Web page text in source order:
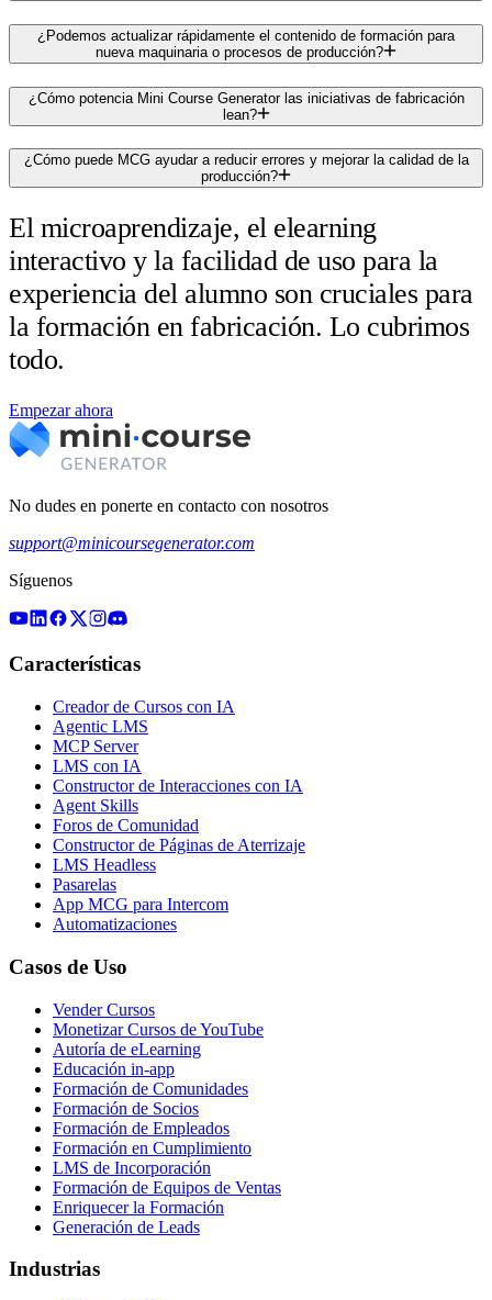
¿Podemos actualizar rápidamente el contenido de formación para
nueva maquinaria o procesos de producción?
¿Cómo potencia Mini Course Generator las iniciativas de fabricación
lean?
¿Cómo puede MCG ayudar a reducir errores y mejorar la calidad de la
producción?
El microaprendizaje, el elearning
interactivo y la facilidad de uso para la
experiencia del alumno son cruciales para
la formación en fabricación. Lo cubrimos
todo.
Empezar ahora
No dudes en ponerte en contacto con nosotros
support@minicoursegenerator.com
Síguenos
Características
Creador de Cursos con IA
Agentic LMS
MCP Server
LMS con IA
Constructor de Interacciones con IA
Agent Skills
Foros de Comunidad
Constructor de Páginas de Aterrizaje
LMS Headless
Pasarelas
App MCG para Intercom
Automatizaciones
Casos de Uso
Vender Cursos
Monetizar Cursos de YouTube
Autoría de eLearning
Educación in-app
Formación de Comunidades
Formación de Socios
Formación de Empleados
Formación en Cumplimiento
LMS de Incorporación
Formación de Equipos de Ventas
Enriquecer la Formación
Generación de Leads
Industrias